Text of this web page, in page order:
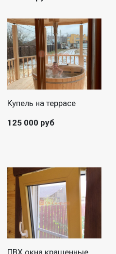
Купель на террасе
125 000 руб
ПВХ окна крашенные